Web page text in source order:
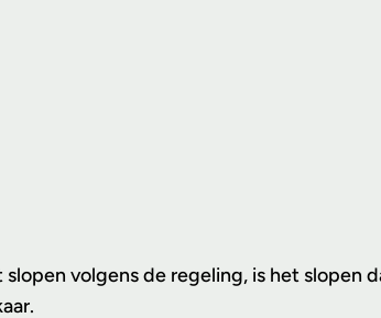
volgens de regeling, is het